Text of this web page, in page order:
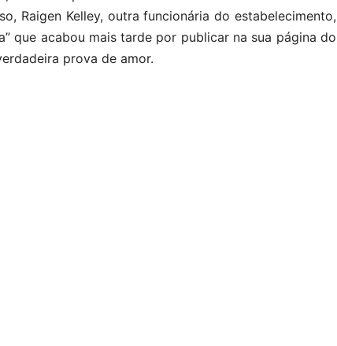
Raigen Kelley, outra funcionária do estabelecimento,
que acabou mais tarde por publicar na sua página do
prova de amor.